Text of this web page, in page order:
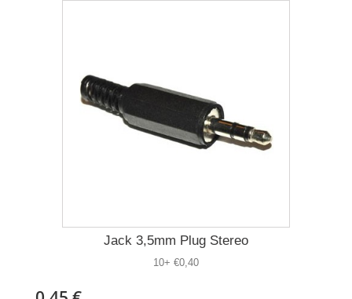
Jack 3,5mm Plug Stereo
10+ €0,40